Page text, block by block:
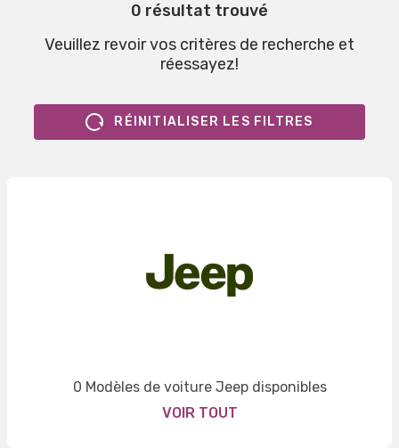
0 résultat trouvé
Veuillez revoir vos critères de recherche et
réessayez!
RÉINITIALISER LES FILTRES
0 Modèles de voiture Jeep disponibles
VOIR TOUT